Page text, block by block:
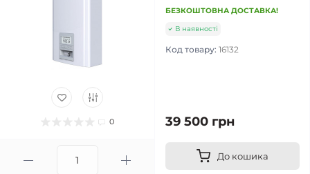
0
БЕЗКОШТОВНА ДОСТАВКА!
В наявності
Код товару: 16132
39 500 грн
До кошика